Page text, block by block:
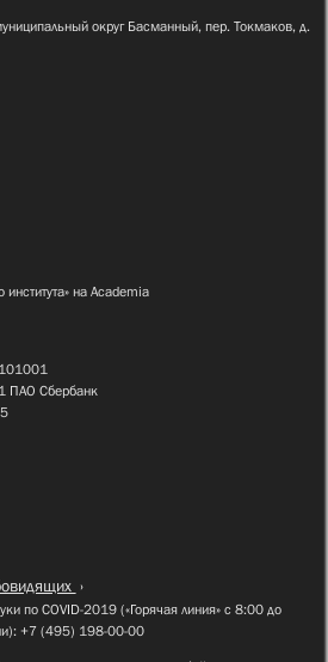
округ Басманный, пер. Токмаков, д.
института» на Academia
ПАО Сбербанк
по COVID-2019 («Горячая линия» с 8:00 до
+7 (495) 198-00-00